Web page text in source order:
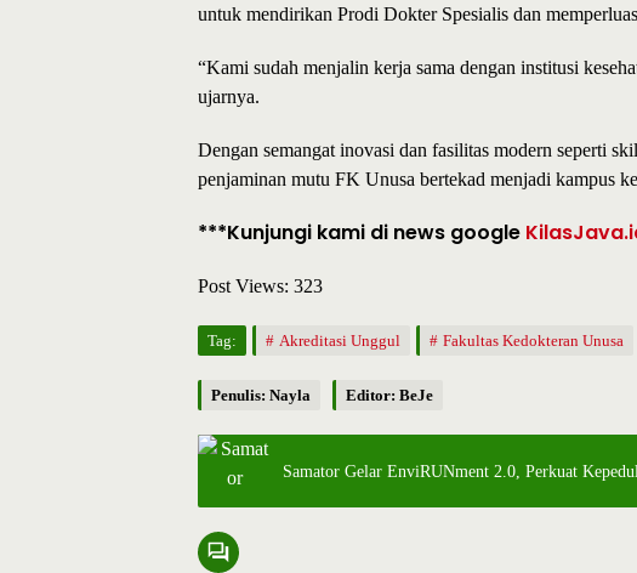
untuk mendirikan Prodi Dokter Spesialis dan
“Kami sudah menjalin kerja sama dengan institusi
ujarnya.
Dengan semangat inovasi dan fasilitas modern seperti
penjaminan mutu FK Unusa bertekad menjadi kampus
***Kunjungi kami di news google
Post Views: 323
Tag: Akreditasi Unggul Fakultas Kedokteran Unusa
Penulis: Nayla Editor: BeJe
Samator Gelar EnviRUNment 2.0, Perkuat